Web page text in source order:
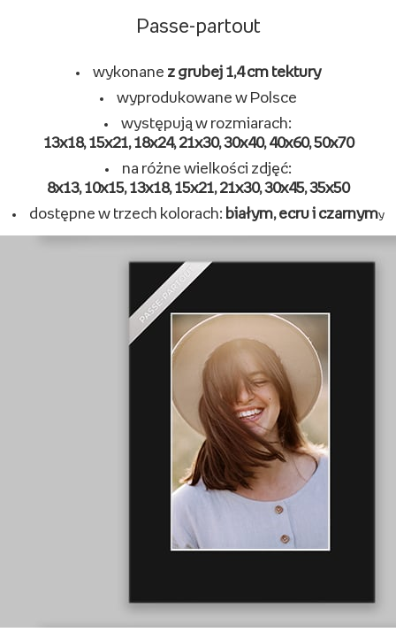
Passe-partout
wykonane z grubej 1,4 cm tektury
wyprodukowane w Polsce
występują w rozmiarach:
13x18, 15x21, 18x24, 21x30, 30x40, 40x60, 50x70
na różne wielkości zdjęć:
8x13, 10x15, 13x18, 15x21, 21x30, 30x45, 35x50
dostępne w trzech kolorach: białym, ecru i czarnymy